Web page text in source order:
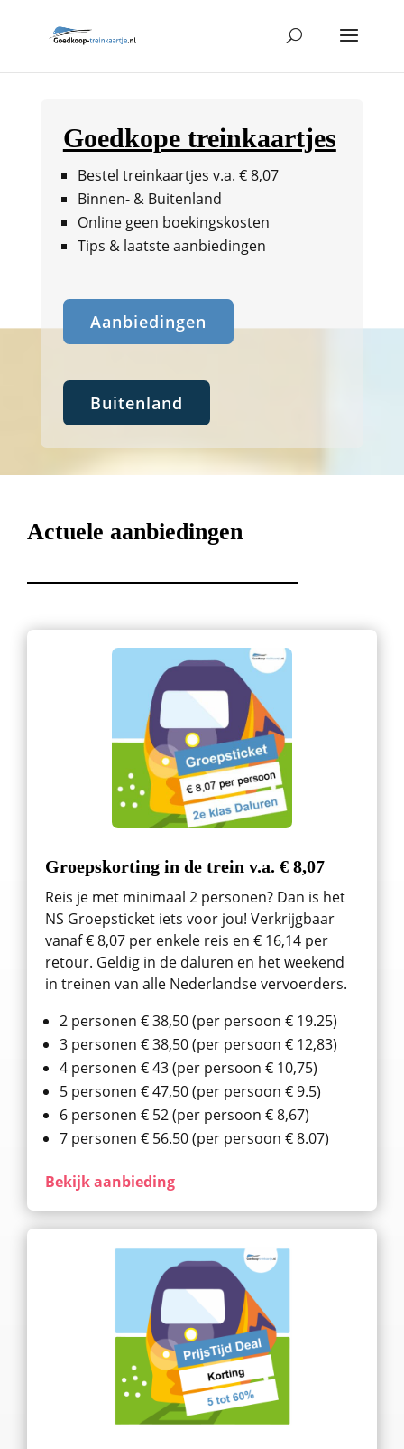
Goedkope treinkaartjes
Bestel treinkaartjes v.a. € 8,07
Binnen- & Buitenland
Online geen boekingskosten
Tips & laatste aanbiedingen
Aanbiedingen
Buitenland
Actuele aanbiedingen
Groepskorting in de trein v.a. € 8,07
Reis je met minimaal 2 personen? Dan is het
NS Groepsticket iets voor jou! Verkrijgbaar
vanaf € 8,07 per enkele reis en € 16,14 per
retour. Geldig in de daluren en het weekend
in treinen van alle Nederlandse vervoerders.
2 personen € 38,50 (per persoon € 19.25)
3 personen € 38,50 (per persoon € 12,83)
4 personen € 43 (per persoon € 10,75)
5 personen € 47,50 (per persoon € 9.5)
6 personen € 52 (per persoon € 8,67)
7 personen € 56.50 (per persoon € 8.07)
Bekijk aanbieding